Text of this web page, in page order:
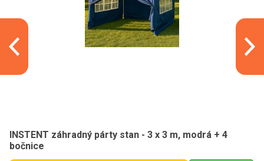
INSTENT záhradný párty stan - 3 x 3 m, modrá + 4
bočnice